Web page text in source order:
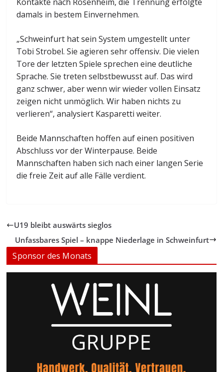
damals in bestem Einvernehmen.
„Schweinfurt hat sein System umgestellt unter
Tobi Strobel. Sie agieren sehr offensiv. Die vielen
Tore der letzten Spiele sprechen eine deutliche
Sprache. Sie treten selbstbewusst auf. Das wird
ganz schwer, aber wenn wir wieder vollen Einsatz
zeigen nicht unmöglich. Wir haben nichts zu
verlieren“, analysiert Kasparetti weiter.
Beide Mannschaften hoffen auf einen positiven
Abschluss vor der Winterpause. Beide
Mannschaften haben sich nach einer langen Serie
die freie Zeit auf alle Fälle verdient.
U19 bleibt auswärts sieglos
Unfassbares Spiel – knappe Niederlage in Schweinfurt
Sponsor des Monats